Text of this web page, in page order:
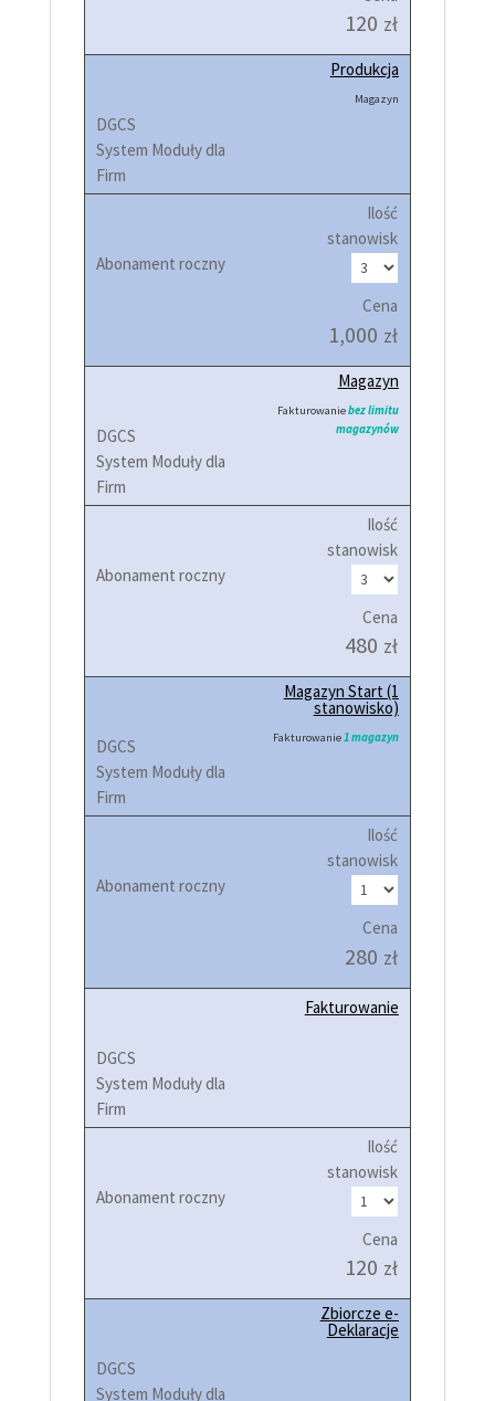
120 zł
Produkcja
Magazyn
Ilość
stanowisk
Cena
1,000 zł
Magazyn
Fakturowaniebez limitu
magazynów
Ilość
stanowisk
Cena
480 zł
Magazyn Start (1
stanowisko)
Fakturowanie1 magazyn
Ilość
stanowisk
Cena
280 zł
Fakturowanie
Ilość
stanowisk
Cena
120 zł
Zbiorcze e-
Deklaracje